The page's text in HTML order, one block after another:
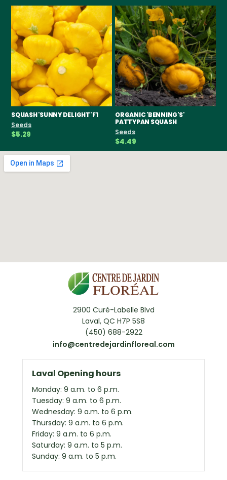
SQUASH 'SUNNY DELIGHT' F1
Seeds
$5.29
ORGANIC 'BENNING'S'
PATTYPAN SQUASH
Seeds
$4.49
2900 Curé-Labelle Blvd
Laval, QC H7P 5S8
(450) 688-2922
info@centredejardinfloreal.com
Laval Opening hours
Monday: 9 a.m. to 6 p.m.
Tuesday: 9 a.m. to 6 p.m.
Wednesday: 9 a.m. to 6 p.m.
Thursday: 9 a.m. to 6 p.m.
Friday: 9 a.m. to 6 p.m.
Saturday: 9 a.m. to 5 p.m.
Sunday: 9 a.m. to 5 p.m.